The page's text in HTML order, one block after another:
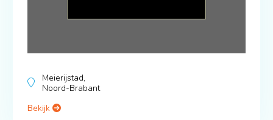
Meierijstad,
Noord-Brabant
Bekijk